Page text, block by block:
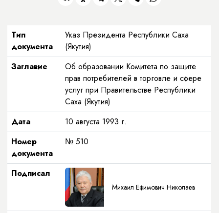
Тип
документа
Указ Президента Республики Саха
(Якутия)
Заглавие
Об образовании Комитета по защите
прав потребителей в торговле и сфере
услуг при Правительстве Республики
Саха (Якутия)
Дата
10 августа 1993 г.
Номер
документа
№ 510
Подписал
Михаил Ефимович Николаев